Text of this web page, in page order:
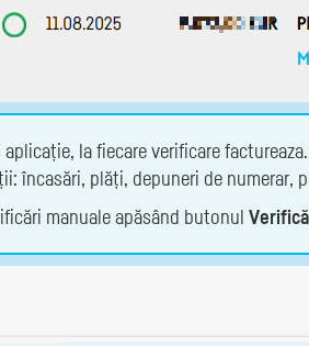
la fiecare verificare
încasări, plăți, depuneri de numerar,
manuale apăsând butonul